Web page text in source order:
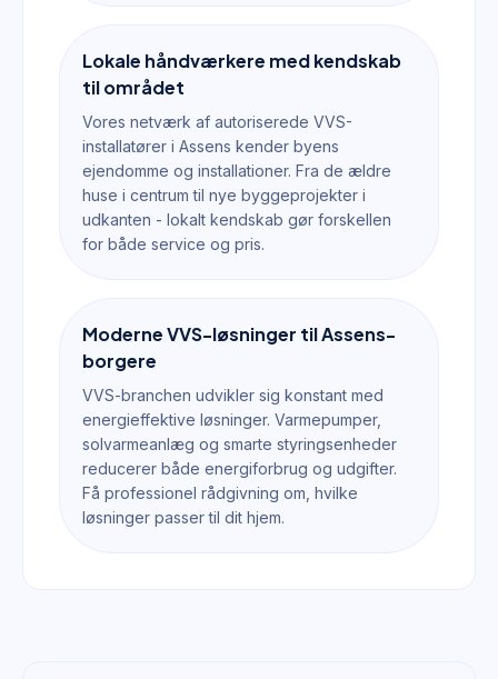
Lokale håndværkere med kendskab
til området
Vores netværk af autoriserede VVS-
installatører i Assens kender byens
ejendomme og installationer. Fra de ældre
huse i centrum til nye byggeprojekter i
udkanten - lokalt kendskab gør forskellen
for både service og pris.
Moderne VVS-løsninger til Assens-
borgere
VVS-branchen udvikler sig konstant med
energieffektive løsninger. Varmepumper,
solvarmeanlæg og smarte styringsenheder
reducerer både energiforbrug og udgifter.
Få professionel rådgivning om, hvilke
løsninger passer til dit hjem.